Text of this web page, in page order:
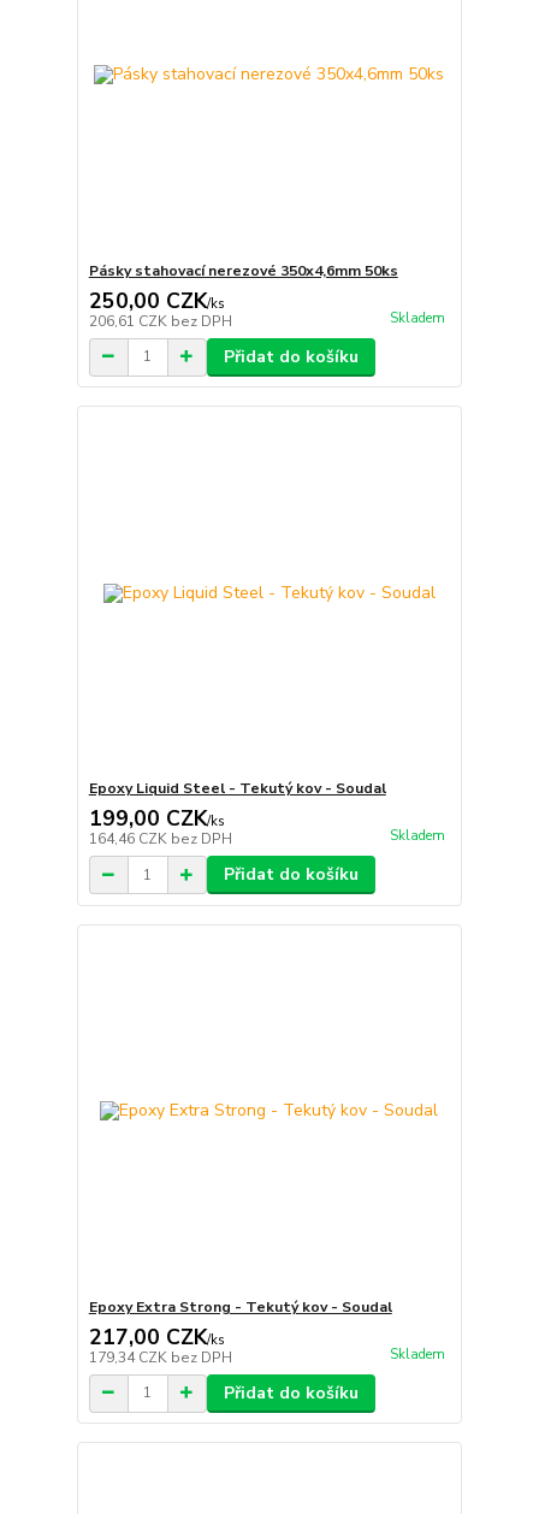
Pásky stahovací nerezové 350x4,6mm 50ks
250,00 CZK/ks
206,61 CZK bez DPH Skladem
Přidat do košíku
Epoxy Liquid Steel - Tekutý kov - Soudal
199,00 CZK/ks
164,46 CZK bez DPH Skladem
Přidat do košíku
Epoxy Extra Strong - Tekutý kov - Soudal
217,00 CZK/ks
179,34 CZK bez DPH Skladem
Přidat do košíku